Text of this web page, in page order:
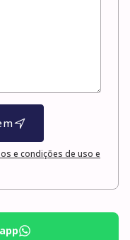
e condições de uso e